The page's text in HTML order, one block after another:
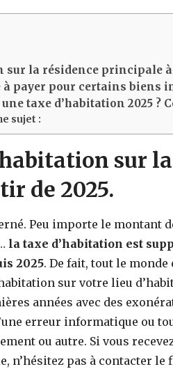
sur la résidence principale
à payer pour certains biens
taxe d’habitation 2025 ?
sujet :
sur
de 2025.
Peu importe le montant
la taxe d’habitation est
2025. De fait, tout le monde
sur votre lieu
années avec des
erreur informatique ou
ou autre. Si vous
n’hésitez pas à contacter